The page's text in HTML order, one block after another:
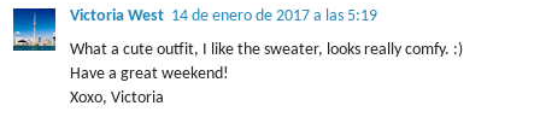
Victoria West 14 de enero de 2017 a las 5:19
What a cute outfit, I like the sweater, looks really comfy. :)
Have a great weekend!
Xoxo, Victoria